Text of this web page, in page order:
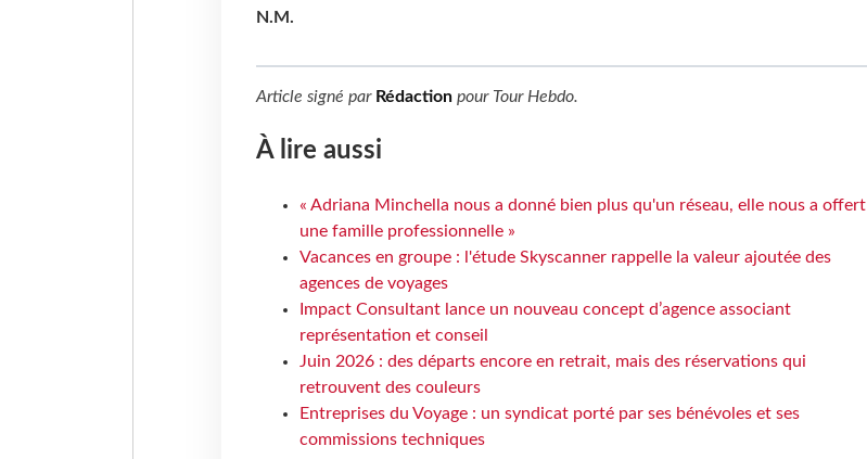
N.M.
Article signé par Rédactionpour Tour Hebdo.
À lire aussi
« Adriana Minchella nous a donné bien plus qu'un réseau, elle nous a offert
une famille professionnelle »
Vacances en groupe : l'étude Skyscanner rappelle la valeur ajoutée des
agences de voyages
Impact Consultant lance un nouveau concept d’agence associant
représentation et conseil
Juin 2026 : des départs encore en retrait, mais des réservations qui
retrouvent des couleurs
Entreprises du Voyage : un syndicat porté par ses bénévoles et ses
commissions techniques